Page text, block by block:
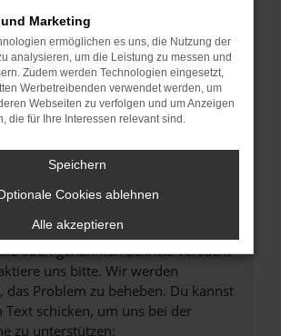
Gerät neu.
manchmal helfen, vorübergehende
beheben.
dass dein Browser und dein
auf dem neuesten Stand
sondern kann auch dazu
werden.
an den Webseitenbetreiber.
oben genannten Schritte versucht
uns bitte. Wir werden
das Problem zu beheben. Du kannst
Text schicken, um uns bei der
zu unterstützen:
Marketing
ermöglichen es uns, die Nutzung der
analysieren, um die Leistung zu messen und
Zudem werden Technologien eingesetzt,
Werbetreibenden verwendet werden, um
Webseiten zu verfolgen und um Anzeigen
die für Ihre Interessen relevant sind.
Speichern
Cookies ablehnen
Alle akzeptieren